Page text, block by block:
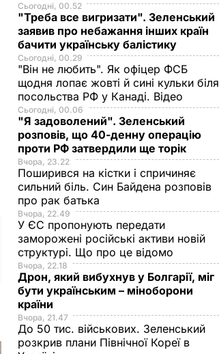
Сьогодні, 00.52
"Треба все вигризати". Зеленський
заявив про небажання інших країн
бачити українську балістику
Сьогодні, 00.29
"Він не любить". Як офіцер ФСБ
щодня лопає жовті й сині кульки біля
посольства РФ у Канаді. Відео
Сьогодні, 00.06
"Я задоволений". Зеленський
розповів, що 40-денну операцію
проти РФ затвердили ще торік
Вчора, 23.22
Поширився на кістки і спричиняє
сильний біль. Син Байдена розповів
про рак батька
Вчора, 22.49
У ЄС пропонують передати
заморожені російські активи новій
структурі. Що про це відомо
Вчора, 22.18
Дрон, який вибухнув у Болгарії, міг
бути українським – міноборони
країни
Вчора, 21.47
До 50 тис. військових. Зеленський
розкрив плани Північної Кореї в